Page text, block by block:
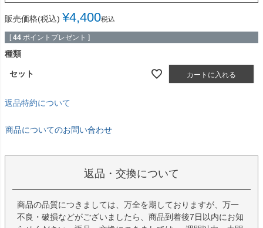
販売価格(税込) ¥4,400税込
[ 44 ポイントプレゼント ]
種類
セット カートに入れる
返品特約について
商品についてのお問い合わせ
返品・交換について
商品の品質につきましては、万全を期しておりますが、万一
不良・破損などがございましたら、商品到着後7日以内にお知